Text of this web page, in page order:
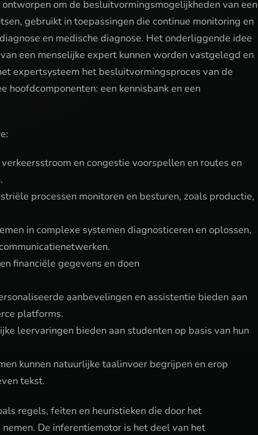
om de besluitvormingsmogelijkheden van een
gebruikt in toepassingen die continue monitoring en
en medische diagnose. Het onderliggende idee
een menselijke expert kunnen worden vastgelegd en
expertsysteem het besluitvormingsproces van de
hoofdcomponenten: een kennisbank en een
en congestie voorspellen en routes en
processen monitoren en besturen, zoals productie,
in complexe systemen diagnosticeren en oplossen,
financiële gegevens en doen
aanbevelingen en assistentie bieden aan
platforms.
leervaringen bieden aan studenten op basis van hun
kunnen natuurlijke taalinvoer begrijpen en erop
tekst.
regels, feiten en heuristieken die door het
De inferentiemotor is het deel van het